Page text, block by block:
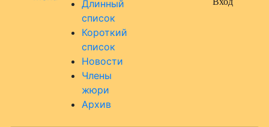
Длинный
список
Короткий
список
Новости
Члены
жюри
Архив